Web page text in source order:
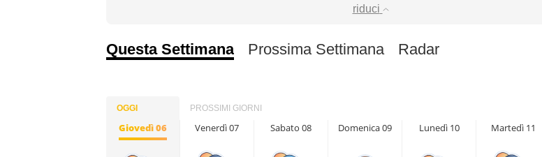
riduci
Questa Settimana Prossima Settimana Radar
OGGI PROSSIMI GIORNI
Giovedì 06 Venerdì 07 Sabato 08 Domenica 09 Lunedì 10 Martedì 11